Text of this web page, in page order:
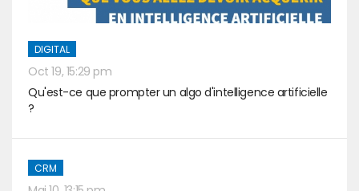
DIGITAL
Oct 19, 15:29 pm
Qu'est-ce que prompter un algo d'intelligence artificielle
?
CRM